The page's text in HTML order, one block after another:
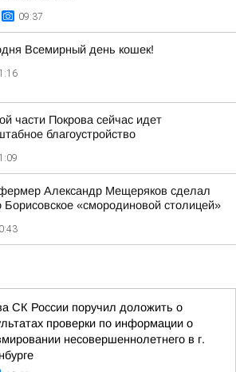
09:37
Всемирный день кошек!
части Покрова сейчас идет
благоустройство
Александр Мещеряков сделал
Борисовское «смородиновой столицей»
СК России поручил доложить о
проверки по информации о
несовершеннолетнего в г.